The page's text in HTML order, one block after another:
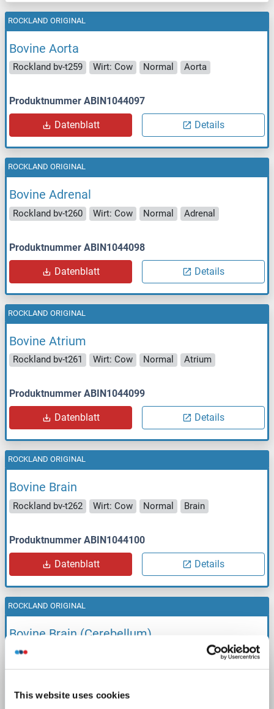
This website uses cookies
Bovine Aorta
Rockland bv-t259 Wirt: Cow Normal Aorta
Produktnummer ABIN1044097
Datenblatt Details
ROCKLAND ORIGINAL
Bovine Adrenal
Rockland bv-t260 Wirt: Cow Normal Adrenal
Produktnummer ABIN1044098
Datenblatt Details
ROCKLAND ORIGINAL
Bovine Atrium
Rockland bv-t261 Wirt: Cow Normal Atrium
Produktnummer ABIN1044099
Datenblatt Details
ROCKLAND ORIGINAL
Bovine Brain
Rockland bv-t262 Wirt: Cow Normal Brain
Produktnummer ABIN1044100
Datenblatt Details
ROCKLAND ORIGINAL
Bovine Brain (Cerebellum)
Rockland bv-t263
ROCKLAND ORIGINAL